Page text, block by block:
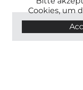
Cookies, um